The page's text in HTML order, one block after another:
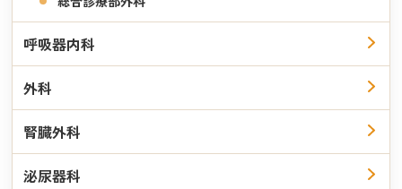
膝関節外科
学会専門医・認定医
日本整形外科学会整形外科専門医
日本整形外科学会認定リウマチ医
日本リウマチ学会専門医
呼吸器内科
外科
腎臓外科
泌尿器科